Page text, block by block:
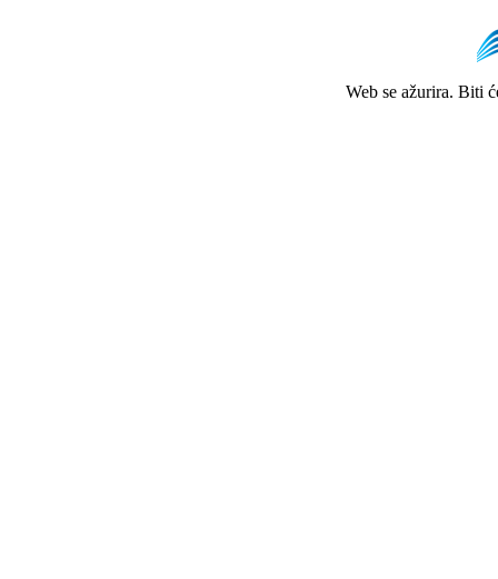
Web se ažurira. Biti